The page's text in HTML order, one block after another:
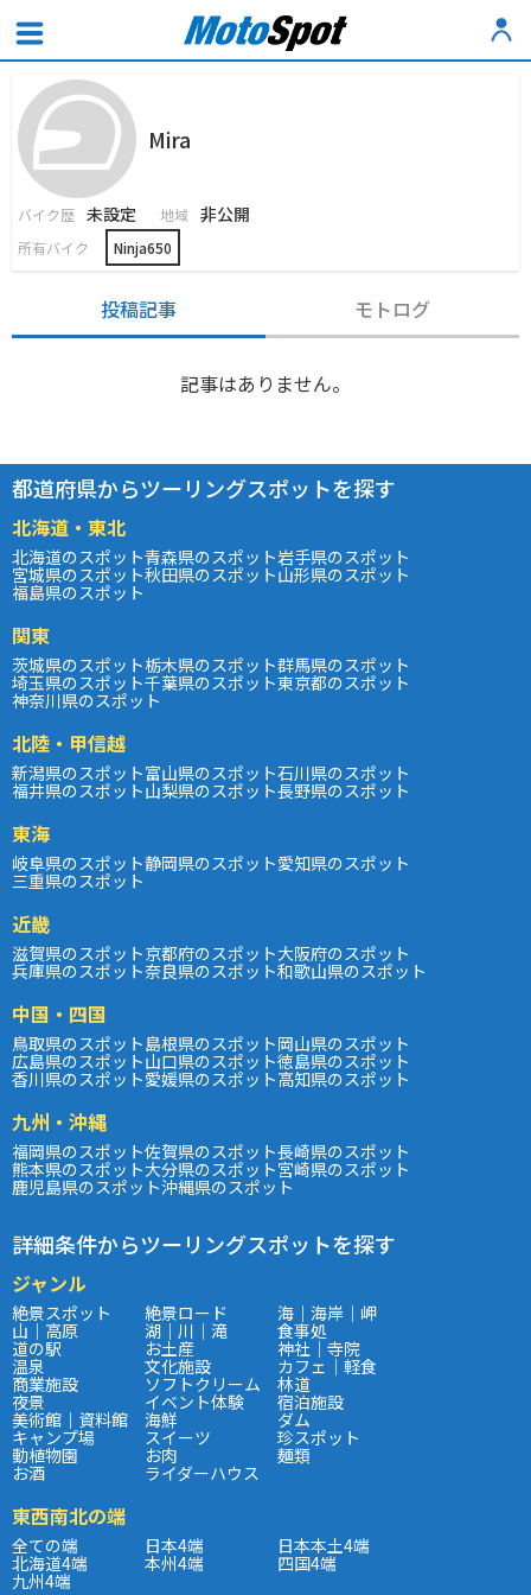
Mira
バイク歴 未設定 地域 非公開
所有バイク Ninja650
投稿記事 モトログ
記事はありません。
都道府県からツーリングスポットを探す
北海道・東北
北海道のスポット青森県のスポット岩手県のスポット
宮城県のスポット秋田県のスポット山形県のスポット
福島県のスポット
関東
茨城県のスポット栃木県のスポット群馬県のスポット
埼玉県のスポット千葉県のスポット東京都のスポット
神奈川県のスポット
北陸・甲信越
新潟県のスポット富山県のスポット石川県のスポット
福井県のスポット山梨県のスポット長野県のスポット
東海
岐阜県のスポット静岡県のスポット愛知県のスポット
三重県のスポット
近畿
滋賀県のスポット京都府のスポット大阪府のスポット
兵庫県のスポット奈良県のスポット和歌山県のスポット
中国・四国
鳥取県のスポット島根県のスポット岡山県のスポット
広島県のスポット山口県のスポット徳島県のスポット
香川県のスポット愛媛県のスポット高知県のスポット
九州・沖縄
福岡県のスポット佐賀県のスポット長崎県のスポット
熊本県のスポット大分県のスポット宮崎県のスポット
鹿児島県のスポット沖縄県のスポット
詳細条件からツーリングスポットを探す
ジャンル
絶景スポット 絶景ロード 海｜海岸｜岬
山｜高原 湖｜川｜滝 食事処
道の駅 お土産 神社｜寺院
温泉 文化施設 カフェ｜軽食
商業施設 ソフトクリーム 林道
夜景 イベント体験 宿泊施設
美術館｜資料館 海鮮 ダム
キャンプ場 スイーツ 珍スポット
動植物園 お肉 麺類
お酒 ライダーハウス
東西南北の端
全ての端 日本4端 日本本土4端
北海道4端 本州4端 四国4端
九州4端